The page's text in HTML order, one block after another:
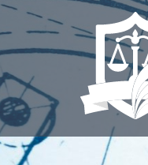
Skip
to
content